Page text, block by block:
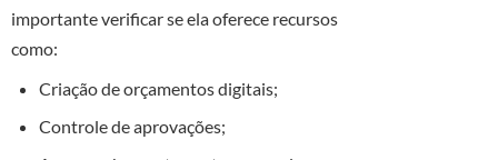
importante verificar se ela oferece recursos
como:
Criação de orçamentos digitais;
Controle de aprovações;